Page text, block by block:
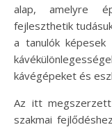
alap, amelyre
fejleszthetik
a tanulók képesek
kávégépeket és
Az itt
szakmai